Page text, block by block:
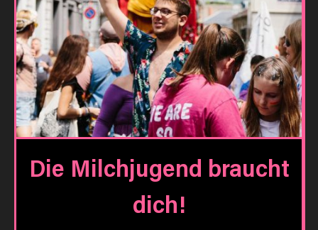
Die Milchjugend braucht
dich!